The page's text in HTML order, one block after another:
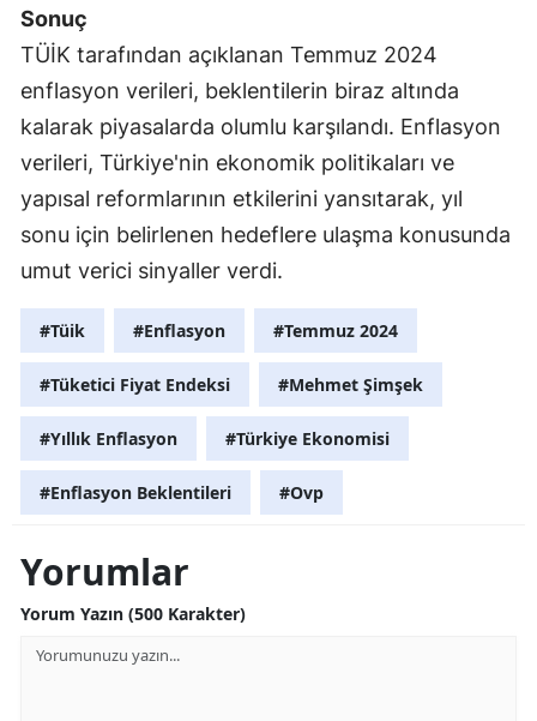
Sonuç
TÜİK tarafından açıklanan Temmuz 2024
enflasyon verileri, beklentilerin biraz altında
kalarak piyasalarda olumlu karşılandı. Enflasyon
verileri, Türkiye'nin ekonomik politikaları ve
yapısal reformlarının etkilerini yansıtarak, yıl
sonu için belirlenen hedeflere ulaşma konusunda
umut verici sinyaller verdi.
#Tüik #Enflasyon #Temmuz 2024
#Tüketici Fiyat Endeksi #Mehmet Şimşek
#Yıllık Enflasyon #Türkiye Ekonomisi
#Enflasyon Beklentileri #Ovp
Yorumlar
Yorum Yazın (500 Karakter)